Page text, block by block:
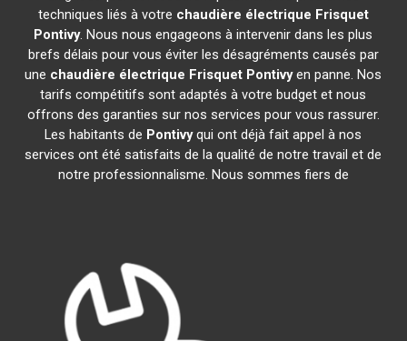
techniques liés à votre chaudière électrique Frisquet
Pontivy. Nous nous engageons à intervenir dans les plus
brefs délais pour vous éviter les désagréments causés par
une chaudière électrique Frisquet Pontivyen panne. Nos
tarifs compétitifs sont adaptés à votre budget et nous
offrons des garanties sur nos services pour vous rassurer.
Les habitants de Pontivyqui ont déjà fait appel à nos
services ont été satisfaits de la qualité de notre travail et de
notre professionnalisme. Nous sommes fiers de